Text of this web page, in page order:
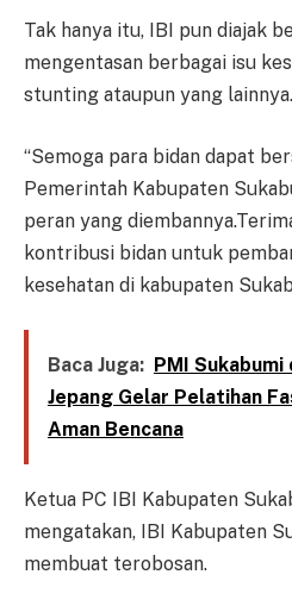
Tak hanya itu, IBI pun diajak
mengentasan berbagai isu
stunting ataupun yang lainnya.
“Semoga para bidan dapat
Pemerintah Kabupaten
peran yang
kontribusi bidan untuk
kesehatan di kabupaten
Baca Juga: PMI
Jepang Gelar Pelatihan
Aman Bencana
Ketua PC IBI Kabupaten
mengatakan, IBI Kabupaten
membuat terobosan.